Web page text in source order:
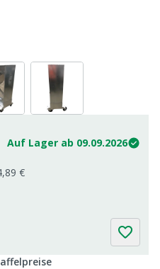
Auf Lager ab 09.09.2026
€